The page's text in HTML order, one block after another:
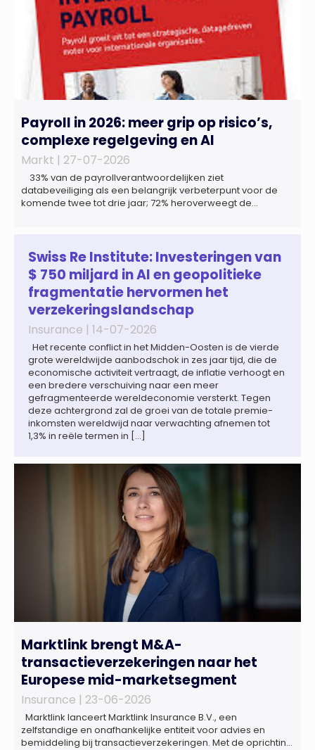
Payroll in 2026: meer grip op risico’s,
complexe regelgeving en AI
Markt | 27-07-2026
33% van de payrollverantwoordelijken ziet
databeveiliging als een belangrijk verbeterpunt voor de
komende twee tot drie jaar; 72% heroverweegt de
zich steeds vaker tot een zelfstandige bedrijfsfunctie: bij
43% van […]
Swiss Re Institute: Investeringen van
$ 750 miljard in AI en geopolitieke
fragmentatie hervormen het
verzekeringslandschap
Insurance | 14-07-2026
Het recente conflict in het Midden-Oosten is de vierde
grote wereldwijde aanbodschok in zes jaar tijd, die de
economische activiteit vertraagt, de inflatie verhoogt en
een bredere verschuiving naar een meer
gefragmenteerde wereldeconomie versterkt. Tegen
deze achtergrond zal de groei van de totale premie-
inkomsten wereldwijd naar verwachting afnemen tot
1,3% in reële termen in […]
Marktlink brengt M&A-
transactieverzekeringen naar het
Europese mid-marketsegment
Insurance | 23-06-2026
Marktlink lanceert Marktlink Insurance B.V., een
zelfstandige en onafhankelijke entiteit voor advies en
bemiddeling bij transactieverzekeringen. Met de oprichting